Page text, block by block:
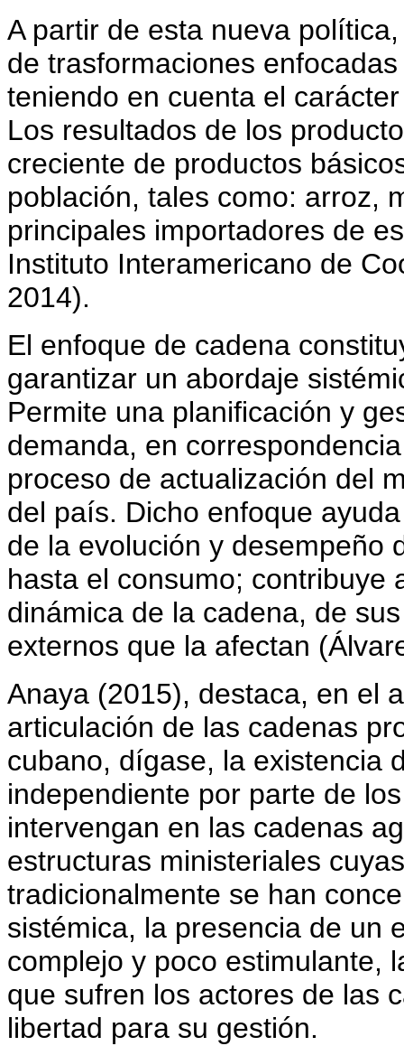
A partir de esta nueva
de trasformaciones
teniendo en cuenta el
Los resultados de los
creciente de productos
población, tales como: arroz,
principales importadores de
Instituto Interamericano de
2014).
El enfoque de cadena
garantizar un abordaje
Permite una planificación y
demanda, en
proceso de actualización del
del país. Dicho enfoque
de la evolución y desempeño
hasta el consumo; contribuye
dinámica de la cadena, de
externos que la afectan
Anaya (2015), destaca, en el
articulación de las cadenas
cubano, dígase, la exis­tencia
independiente por parte de
inter­vengan en las cadenas
estructuras ministeriales
tradicionalmente se han
sistémica, la presencia de un
complejo y poco estimulante,
que sufren los actores de las
libertad para su gestión.